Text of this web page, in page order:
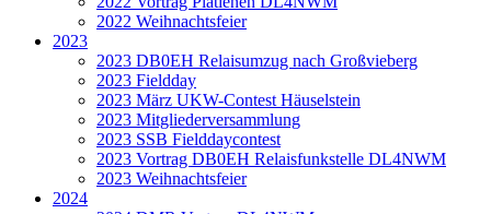
2022 Weihnachtsfeier
2023
2023 DB0EH Relaisumzug nach Großvieberg
2023 Fieldday
2023 März UKW-Contest Häuselstein
2023 Mitgliederversammlung
2023 SSB Fielddaycontest
2023 Vortrag DB0EH Relaisfunkstelle DL4NWM
2023 Weihnachtsfeier
2024